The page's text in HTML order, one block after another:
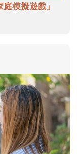
模擬遊戲」
懂父親的
是在一次
子一起長